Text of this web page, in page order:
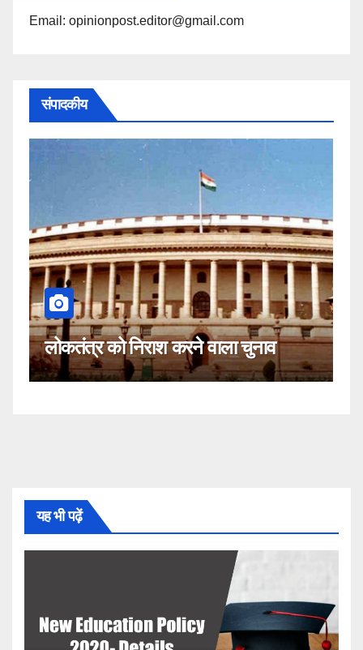
Email: opinionpost.editor@gmail.com
संपादकीय
चुनाव
कहीं यह सीजेआई के खिलाफ साजिश
नहीं!
यह भी पढ़ें